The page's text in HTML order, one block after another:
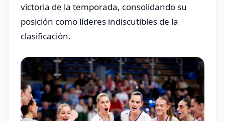
victoria de la temporada, consolidando su
posición como líderes indiscutibles de la
clasificación.